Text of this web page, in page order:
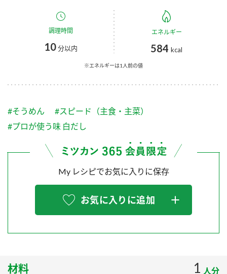
スープ 中華
ふりかけ
炊き込みご飯の素 米飯用調味液
Fibee
お酢ドリンク
つゆ
納豆のサイト
三ツ判山吹
スペシャルサイト
お酢を知ろう！
すしラボ
納豆の豆知識
企業理念
ミツカンの歴史
ミツカンを知る
環境への取り組み
MIM（ミツカンミュージアム）
お客様相談センター
お客様の声をいかしました
販売終了製品のご案内
よくあるご質問
調理時間
10分以内
エネルギー
584 kcal
※エネルギーは1人前の値
#そうめん
#スピード（主食・主菜）
#プロが使う味 白だし
My レシピでお気に入りに保存
お気に入りに追加
材料 1 人分